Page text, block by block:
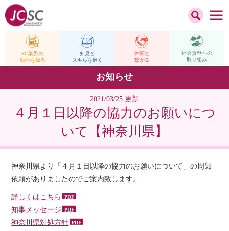
SC業界の
動向を探る
知見と
スキルを磨く
仲間と
繋がる
社会貢献への
取り組み
お知らせ
2021/03/25 更新
４月１日以降の協力のお願いにつ
いて【神奈川県】
神奈川県より「４月１日以降の協力のお願いについて」の周知
依頼がありましたのでご案内致します。
詳しくはこちら
知事メッセージ
神奈川県対処方針